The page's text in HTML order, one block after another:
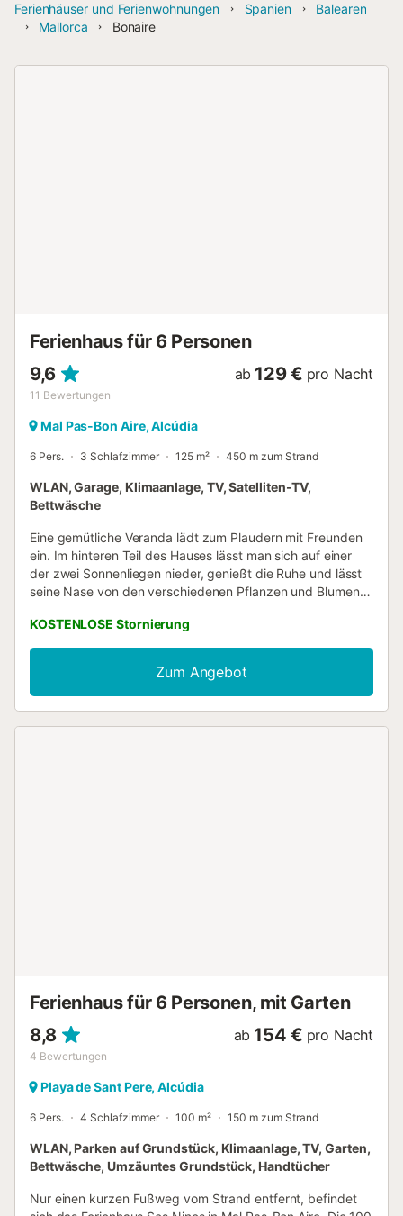
Ferienhäuser und Ferienwohnungen Spanien
Balearen
Mallorca
Bonaire
Ferienhaus für 6 Personen
9,6
11 Bewertungen
ab 129 € pro Nacht
Mal Pas-Bon Aire, Alcúdia
6 Pers. 3 Schlafzimmer 125 m² 450 m zum Strand
WLAN, Garage, Klimaanlage, TV, Satelliten-TV,
Bettwäsche
Eine gemütliche Veranda lädt zum Plaudern mit Freunden
ein. Im hinteren Teil des Hauses lässt man sich auf einer
der zwei Sonnenliegen nieder, genießt die Ruhe und lässt
seine Nase von den verschiedenen Pflanzen und Blumen
Haus liegt in einer ruhigen Wohnsiedlung mit direkten
Nachbarn, nur 400 Meter vom Meer entfernt. Sobald Sie
das Haus betreten, finden Sie ein fantastisches Esszimmer
mit Satellitenfernsehen, Klimaanlage und einem Holzofen.
Es gibt auch eine neu eingerichtete Küche mit vitro hub.
KOSTENLOSE Stornierung
Zum Angebot
Ferienhaus für 6 Personen, mit Garten
8,8
4 Bewertungen
ab 154 € pro Nacht
Playa de Sant Pere, Alcúdia
6 Pers. 4 Schlafzimmer 100 m² 150 m zum Strand
WLAN, Parken auf Grundstück, Klimaanlage, TV, Garten,
Bettwäsche, Umzäuntes Grundstück, Handtücher
Nur einen kurzen Fußweg vom Strand entfernt, befindet